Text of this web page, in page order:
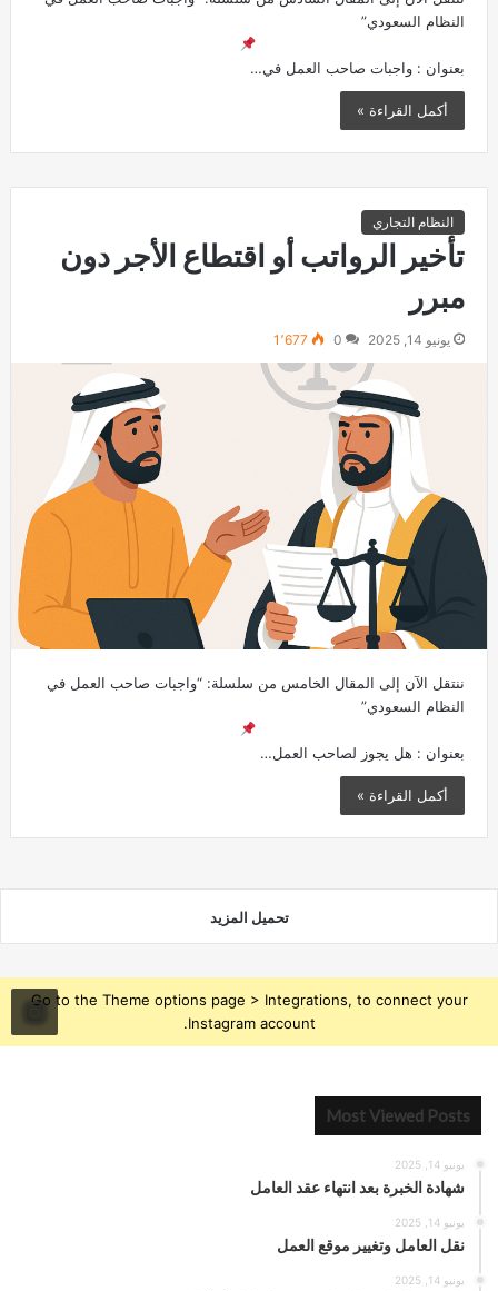
النظام السعودي”
بعنوان : واجبات صاحب العمل في…
أكمل القراءة »
النظام التجاري
تأخير الرواتب أو اقتطاع الأجر دون
مبرر
يونيو 14, 2025 0 1٬677
ننتقل الآن إلى المقال الخامس من سلسلة: “واجبات صاحب العمل في
النظام السعودي”
بعنوان : هل يجوز لصاحب العمل…
أكمل القراءة »
تحميل المزيد
Go to the Theme options page > Integrations, to connect your
Instagram account.
Most Viewed Posts
يونيو 14, 2025
شهادة الخبرة بعد انتهاء عقد العامل
يونيو 14, 2025
نقل العامل وتغيير موقع العمل
يونيو 14, 2025